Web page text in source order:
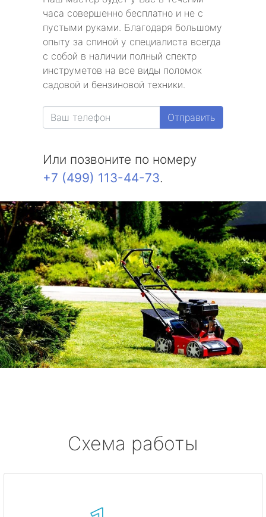
часа совершенно бесплатно и не с
пустыми руками. Благодаря большому
опыту за спиной у специалиста всегда
с собой в наличии полный спектр
инструметов на все виды поломок
садовой и бензиновой техники.
Отправить
Или позвоните по номеру
+7 (499) 113-44-73.
Схема работы